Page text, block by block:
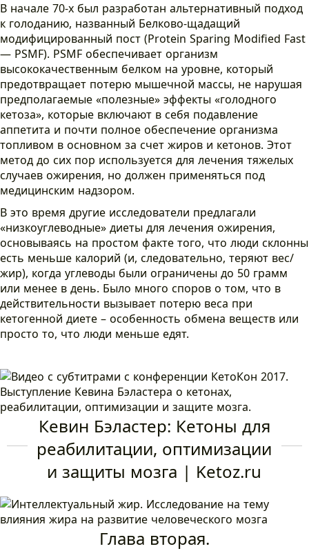
В начале 70-х был разработан альтернативный подход
к голоданию, названный Белково-щадащий
модифицированный пост (Protein Sparing Modified Fast
— PSMF). PSMF обеспечивает организм
высококачественным белком на уровне, который
предотвращает потерю мышечной массы, не нарушая
предполагаемые «полезные» эффекты «голодного
кетоза», которые включают в себя подавление
аппетита и почти полное обеспечение организма
топливом в основном за счет жиров и кетонов. Этот
метод до сих пор используется для лечения тяжелых
случаев ожирения, но должен применяться под
медицинским надзором.
В это время другие исследователи предлагали
«низкоуглеводные» диеты для лечения ожирения,
основываясь на простом факте того, что люди склонны
есть меньше калорий (и, следовательно, теряют вес/
жир), когда углеводы были ограничены до 50 грамм
или менее в день. Было много споров о том, что в
действительности вызывает потерю веса при
кетогенной диете – особенность обмена веществ или
просто то, что люди меньше едят.
Кевин Бэластер: Кетоны для
реабилитации, оптимизации
и защиты мозга | Ketoz.ru
Глава вторая.